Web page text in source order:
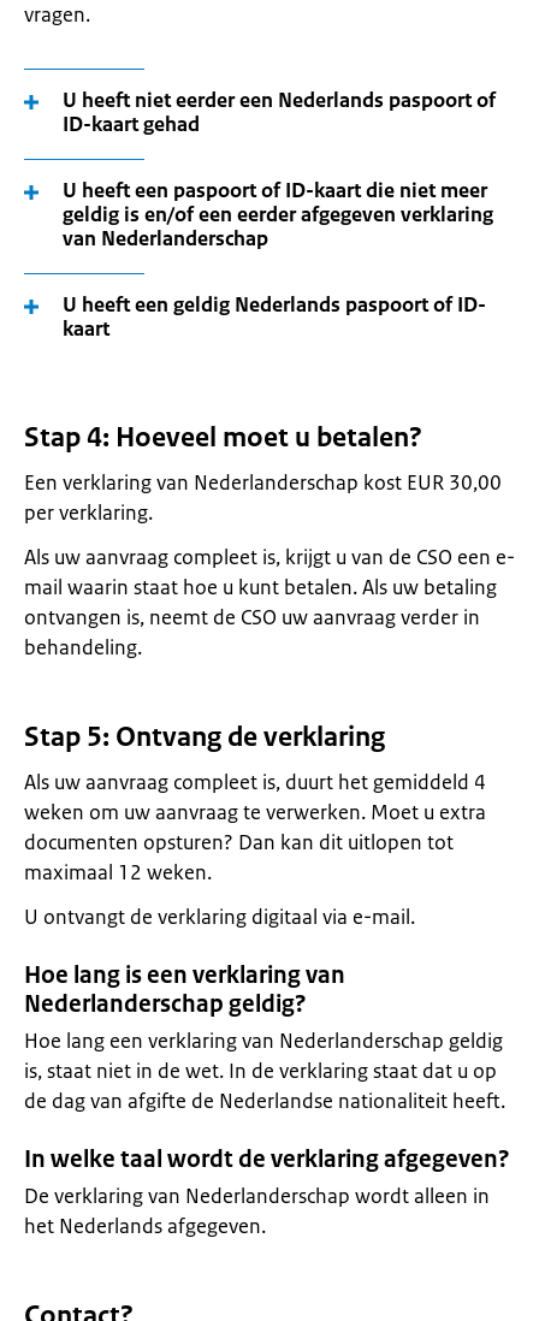
vragen.
U heeft niet eerder een Nederlands paspoort of
ID-kaart gehad
U heeft een paspoort of ID-kaart die niet meer
geldig is en/of een eerder afgegeven verklaring
van Nederlanderschap
U heeft een geldig Nederlands paspoort of ID-
kaart
Stap 4: Hoeveel moet u betalen?
Een verklaring van Nederlanderschap kost EUR 30,00
per verklaring.
Als uw aanvraag compleet is, krijgt u van de CSO een e-
mail waarin staat hoe u kunt betalen. Als uw betaling
ontvangen is, neemt de CSO uw aanvraag verder in
behandeling.
Stap 5: Ontvang de verklaring
Als uw aanvraag compleet is, duurt het gemiddeld 4
weken om uw aanvraag te verwerken. Moet u extra
documenten opsturen? Dan kan dit uitlopen tot
maximaal 12 weken.
U ontvangt de verklaring digitaal via e-mail.
Hoe lang is een verklaring van
Nederlanderschap geldig?
Hoe lang een verklaring van Nederlanderschap geldig
is, staat niet in de wet. In de verklaring staat dat u op
de dag van afgifte de Nederlandse nationaliteit heeft.
In welke taal wordt de verklaring afgegeven?
De verklaring van Nederlanderschap wordt alleen in
het Nederlands afgegeven.